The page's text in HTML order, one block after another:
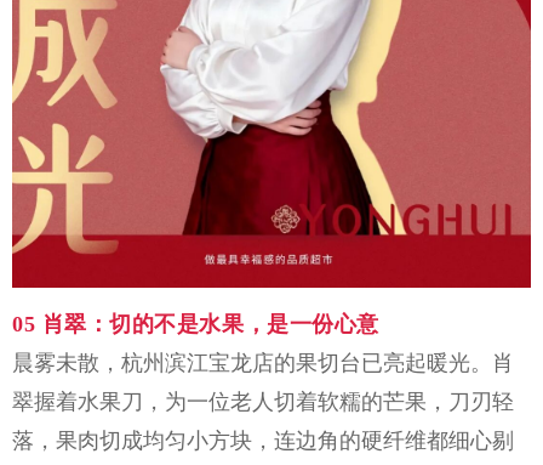
05 肖翠：切的不是水果，是一份心意
晨雾未散，杭州滨江宝龙店的果切台已亮起暖光。肖
翠握着水果刀，为一位老人切着软糯的芒果，刀刃轻
落，果肉切成均匀小方块，连边角的硬纤维都细心剔